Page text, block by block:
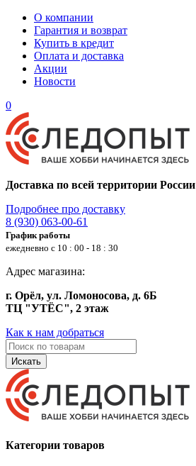
О компании
Гарантия и возврат
Купить в кредит
Оплата и доставка
Акции
Новости
0
Доставка по всей территории России
Подробнее про доставку
8 (930) 063-00-61
График работы
ежедневно с 10 : 00 - 18 : 30
Адрес магазина:
г. Орёл, ул. Ломоносова, д. 6Б
ТЦ "УТЁС", 2 этаж
Как к нам добраться
Искать
Категории товаров